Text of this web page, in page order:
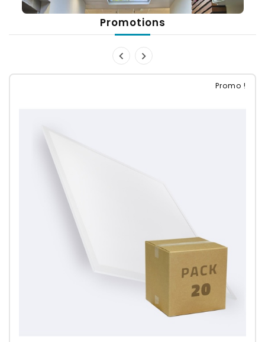
Promotions
Promo !